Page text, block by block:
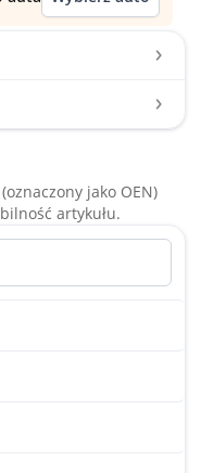
jako OEN)
artykułu.